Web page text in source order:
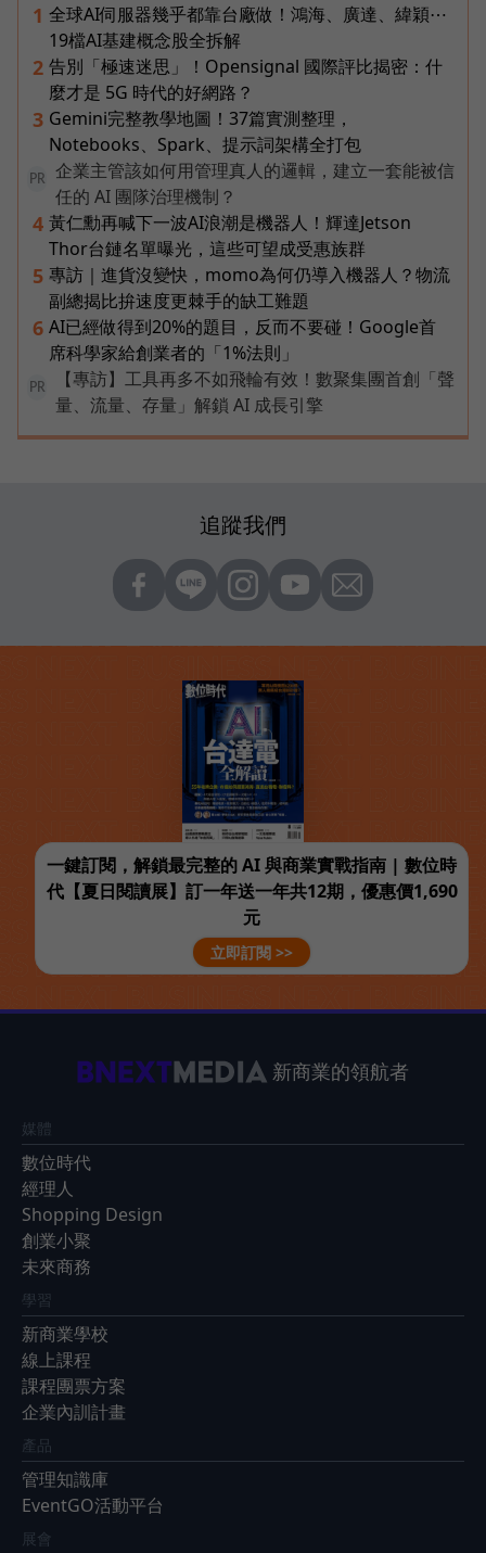
1 全球AI伺服器幾乎都靠台廠做！鴻海、廣達、緯穎⋯
19檔AI基建概念股全拆解
2 告別「極速迷思」！Opensignal 國際評比揭密：什
麼才是 5G 時代的好網路？
3 Gemini完整教學地圖！37篇實測整理，
Notebooks、Spark、提示詞架構全打包
PR
企業主管該如何用管理真人的邏輯，建立一套能被信
任的 AI 團隊治理機制？
4 黃仁勳再喊下一波AI浪潮是機器人！輝達Jetson
Thor台鏈名單曝光，這些可望成受惠族群
5 專訪｜進貨沒變快，momo為何仍導入機器人？物流
副總揭比拚速度更棘手的缺工難題
6 AI已經做得到20%的題目，反而不要碰！Google首
席科學家給創業者的「1%法則」
PR
【專訪】工具再多不如飛輪有效！數聚集團首創「聲
量、流量、存量」解鎖 AI 成長引擎
追蹤我們
一鍵訂閱，解鎖最完整的 AI 與商業實戰指南 | 數位時
代【夏日閱讀展】訂一年送一年共12期，優惠價1,690
元
立即訂閱 >>
新商業的領航者
媒體
數位時代
經理人
Shopping Design
創業小聚
未來商務
學習
新商業學校
線上課程
課程團票方案
企業內訓計畫
產品
管理知識庫
EventGO活動平台
展會